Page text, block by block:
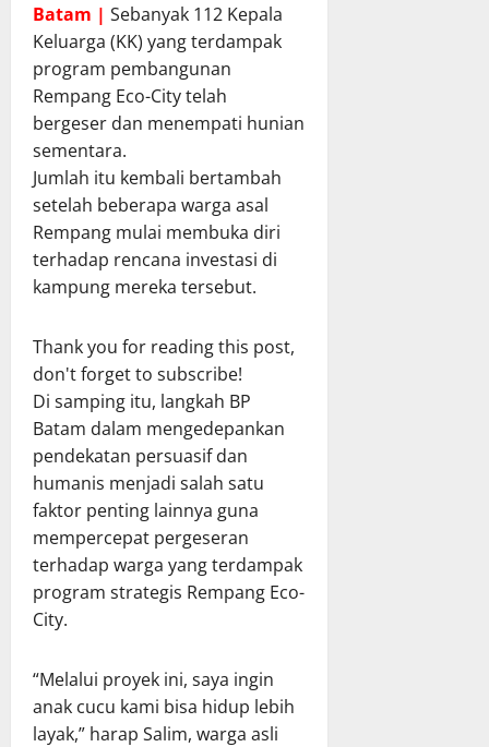
Batam | Sebanyak 112 Kepala
Keluarga (KK) yang terdampak
program pembangunan
Rempang Eco-City telah
bergeser dan menempati hunian
sementara.
Jumlah itu kembali bertambah
setelah beberapa warga asal
Rempang mulai membuka diri
terhadap rencana investasi di
kampung mereka tersebut.
Thank you for reading this post,
don't forget to subscribe!
Di samping itu, langkah BP
Batam dalam mengedepankan
pendekatan persuasif dan
humanis menjadi salah satu
faktor penting lainnya guna
mempercepat pergeseran
terhadap warga yang terdampak
program strategis Rempang Eco-
City.
“Melalui proyek ini, saya ingin
anak cucu kami bisa hidup lebih
layak,” harap Salim, warga asli